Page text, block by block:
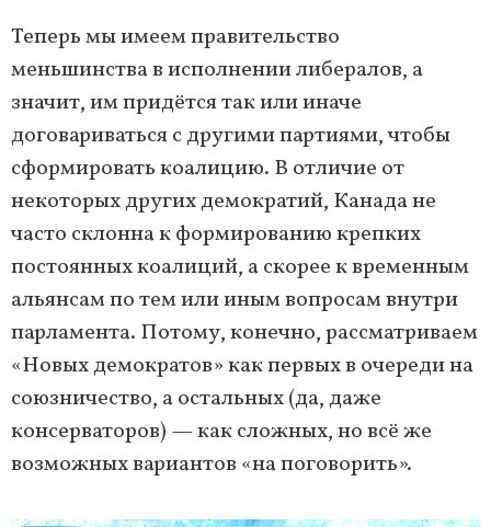
Теперь мы имеем правительство
меньшинства в исполнении либералов, а
значит, им придётся так или иначе
договариваться с другими партиями, чтобы
сформировать коалицию. В отличие от
некоторых других демократий, Канада не
часто склонна к формированию крепких
постоянных коалиций, а скорее к временным
альянсам по тем или иным вопросам внутри
парламента. Потому, конечно, рассматриваем
«Новых демократов» как первых в очереди на
союзничество, а остальных (да, даже
консерваторов) — как сложных, но всё же
возможных вариантов «на поговорить».